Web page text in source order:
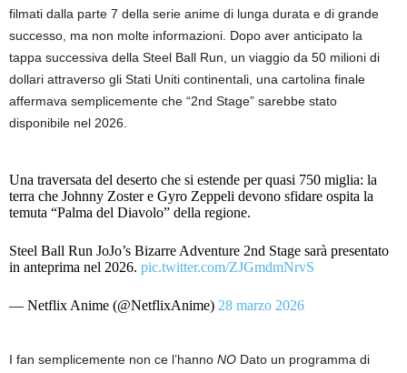
filmati dalla parte 7 della serie anime di lunga durata e di grande
successo, ma non molte informazioni. Dopo aver anticipato la
tappa successiva della Steel Ball Run, un viaggio da 50 milioni di
dollari attraverso gli Stati Uniti continentali, una cartolina finale
affermava semplicemente che “2nd Stage” sarebbe stato
disponibile nel 2026.
Una traversata del deserto che si estende per quasi 750 miglia: la
terra che Johnny Zoster e Gyro Zeppeli devono sfidare ospita la
temuta “Palma del Diavolo” della regione.
Steel Ball Run JoJo’s Bizarre Adventure 2nd Stage sarà presentato
in anteprima nel 2026. pic.twitter.com/ZJGmdmNrvS
— Netflix Anime (@NetflixAnime) 28 marzo 2026
I fan semplicemente non ce l’hanno NO Dato un programma di